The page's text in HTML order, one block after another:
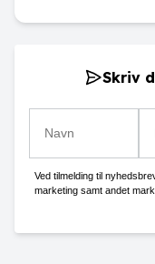
Skriv
Ved tilmelding til
marketing samt andet